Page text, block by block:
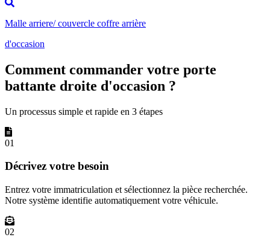
Malle arriere/ couvercle coffre arrière
d'occasion
Comment commander votre porte
battante droite d'occasion ?
Un processus simple et rapide en 3 étapes
01
Décrivez votre besoin
Entrez votre immatriculation et sélectionnez la pièce recherchée.
Notre système identifie automatiquement votre véhicule.
02